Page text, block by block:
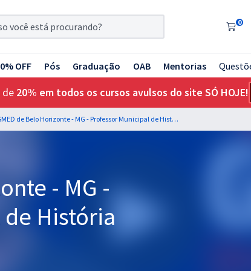
0
OFF Pós Graduação OAB Mentorias
de 20% em todos os cursos avulsos do site SÓ HOJE!
SMED de Belo Horizonte - MG - Professor Municipal de História
- MG -
História